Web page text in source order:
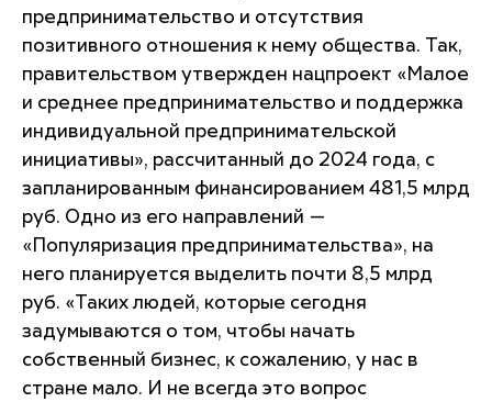
предпринимательство и отсутствия
позитивного отношения к нему общества. Так,
правительством утвержден нацпроект «Малое
и среднее предпринимательство и поддержка
индивидуальной предпринимательской
инициативы», рассчитанный до 2024 года, с
запланированным финансированием 481,5 млрд
руб. Одно из его направлений —
«Популяризация предпринимательства», на
него планируется выделить почти 8,5 млрд
руб. «Таких людей, которые сегодня
задумываются о том, чтобы начать
собственный бизнес, к сожалению, у нас в
стране мало. И не всегда это вопрос